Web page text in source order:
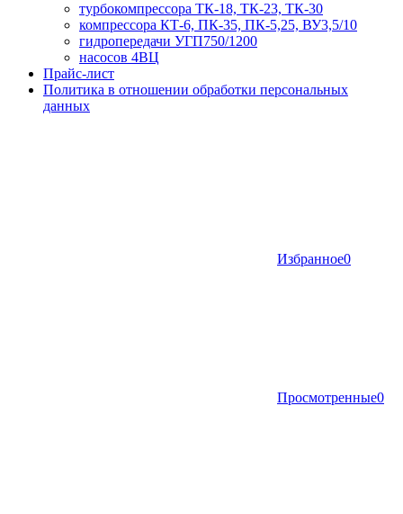
турбокомпрессора ТК-18, ТК-23, ТК-30
компрессора КТ-6, ПК-35, ПК-5,25, ВУ3,5/10
гидропередачи УГП750/1200
насосов 4ВЦ
Прайс-лист
Политика в отношении обработки персональных
данных
Избранное0
Просмотренные0